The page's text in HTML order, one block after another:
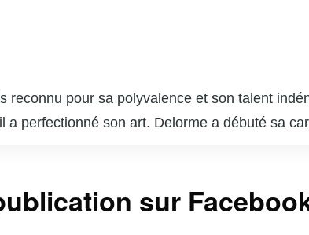
pour sa polyvalence et son talent
perfectionné son art. Delorme a débuté sa
lui a valu l’admiration du public et de
sur